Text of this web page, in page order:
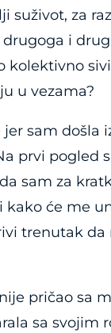
za
i
kolektivno
u vezama?
sam došla
prvi pogled
sam za
će me
trenutak
pričao sa
sa